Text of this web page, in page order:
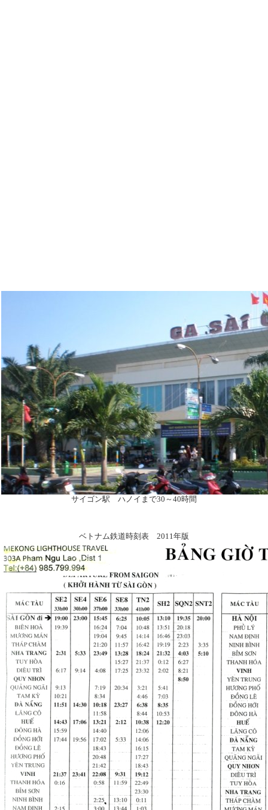
サイゴン駅 ハノイまで30～40時間
ベトナム鉄道時刻表 2011年版